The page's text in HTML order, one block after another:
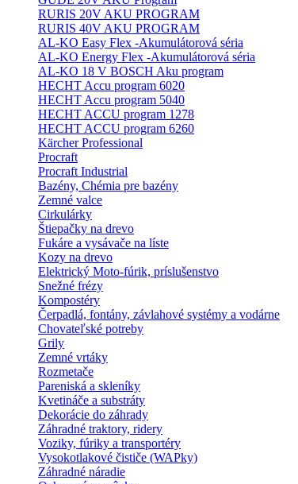
RURIS 20V AKU PROGRAM
RURIS 40V AKU PROGRAM
AL-KO Easy Flex -Akumulátorová séria
AL-KO Energy Flex -Akumulátorová séria
AL-KO 18 V BOSCH Aku program
HECHT Accu program 6020
HECHT Accu program 5040
HECHT ACCU program 1278
HECHT ACCU program 6260
Kärcher Professional
Procraft
Procraft Industrial
Bazény, Chémia pre bazény
Zemné valce
Cirkulárky
Štiepačky na drevo
Fukáre a vysávače na líste
Kozy na drevo
Elektrický Moto-fúrik, príslušenstvo
Snežné frézy
Kompostéry
Čerpadlá, fontány, závlahové systémy a vodárne
Chovateľské potreby
Grily
Zemné vrtáky
Rozmetače
Pareniská a skleníky
Kvetináče a substráty
Dekorácie do záhrady
Záhradné traktory, ridery
Voziky, fúriky a transportéry
Vysokotlakové čističe (WAPky)
Záhradné náradie